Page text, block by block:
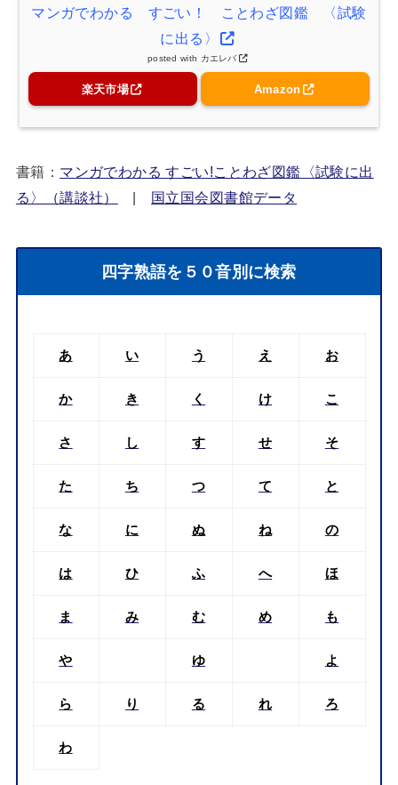
マンガでわかる すごい！ ことわざ図鑑 〈試験
に出る〉
posted with カエレバ
楽天市場 Amazon
書籍： マンガでわかる すごい!ことわざ図鑑〈試験に出
る〉（講談社）
| 国立国会図書館データ
四字熟語を５０音別に検索
あ い う え お
か き く け こ
さ し す せ そ
た ち つ て と
な に ぬ ね の
は ひ ふ へ ほ
ま み む め も
や ゆ よ
ら り る れ ろ
わ